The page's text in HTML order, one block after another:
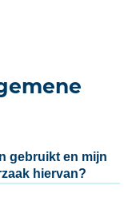
gebruikt en mijn
hiervan?